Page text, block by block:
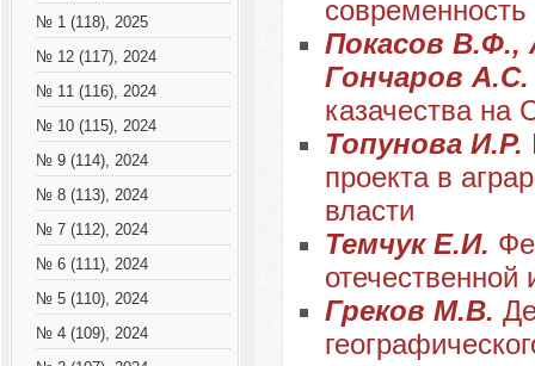
№ 1 (118), 2025
№ 12 (117), 2024
№ 11 (116), 2024
№ 10 (115), 2024
№ 9 (114), 2024
№ 8 (113), 2024
№ 7 (112), 2024
№ 6 (111), 2024
№ 5 (110), 2024
№ 4 (109), 2024
современность
Покасов В.Ф.,
Гончаров
казачества на
Топунова И.Р.
проекта в
власти
Темчук Е.И.
отечественной
Греков М.В.